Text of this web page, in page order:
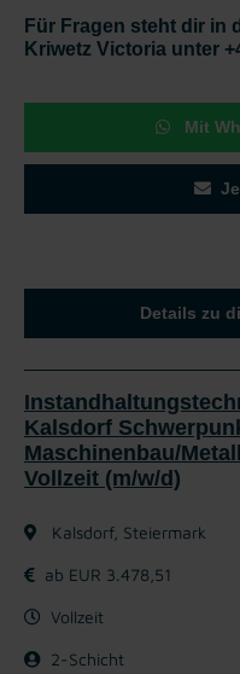
Für Fragen steht dir in
Kriwetz Victoria unter
Mit
Details zu
Kalsdorf
Maschinenbau/
Vollzeit (m/w/d)
Kalsdorf, Steiermark
ab EUR 3.478,51
Vollzeit
2-Schicht